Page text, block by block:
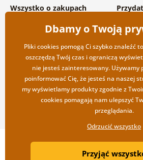
Wszystko o zakupach
Warunki handlowe i
reklamacyjne
Prywatność
Opcje wysyłki i płatności
Zwrot towarów
Często
Kontakt
Copyright ©2019 ©
| Sklep internetowy
Dbamy o Twoją
Pliki cookies pomogą Ci szybko znaleźć
oszczędzą Twój czas i ograniczą
nie jesteś zainteresowany. Używamy
poinformować Cię, że jesteś na naszej
my wyświetlamy produkty zgodnie z
cookies pomagają nam ulepszyć
przeglądania.
Odrzucić wszystko
Przyjąć